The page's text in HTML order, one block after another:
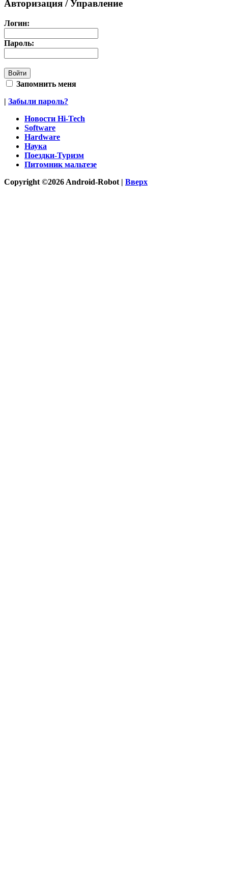
Авторизация / Управление
Логин:
Пароль:
Запомнить меня
| Забыли пароль?
Новости Hi-Tech
Software
Hardware
Наука
Поездки-Туризм
Питомник мальтезе
Copyright ©2026 Android-Robot | Вверх